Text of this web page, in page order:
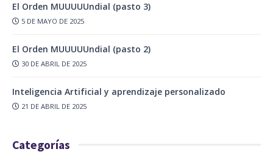
El Orden MUUUUUndial (pasto 3)
5 DE MAYO DE 2025
El Orden MUUUUUndial (pasto 2)
30 DE ABRIL DE 2025
Inteligencia Artificial y aprendizaje personalizado
21 DE ABRIL DE 2025
Categorías